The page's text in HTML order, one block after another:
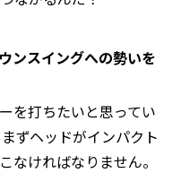
ンスイングへの勢いを
を打ちたいと思ってい
ずヘッドがインパクト
なければなりません。